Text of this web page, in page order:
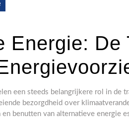
Energie: De
een steeds belangrijkere rol in de
bezorgdheid over
benutten van alternatieve energie